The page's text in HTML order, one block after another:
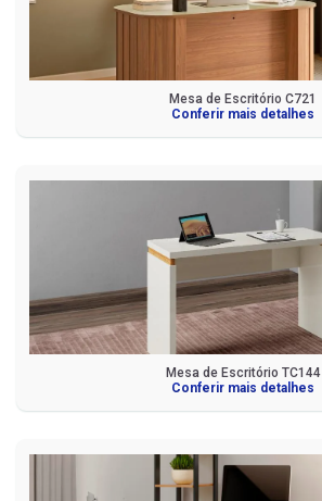
Mesa de Escritório C721
Conferir mais detalhes
Mesa de Escritório TC144
Conferir mais detalhes